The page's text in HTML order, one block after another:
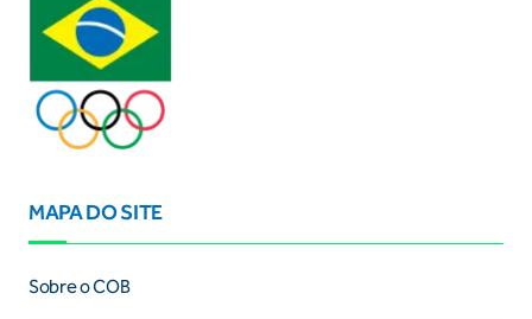
MAPA DO SITE
Sobre o COB